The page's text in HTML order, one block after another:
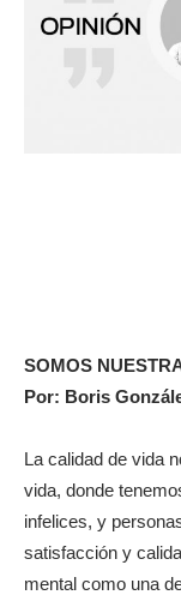
SOMOS
Por: Boris
La calidad de vida
vida, donde
infelices, y
satisfacción y
mental como una